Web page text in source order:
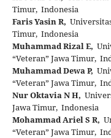
Timur, Indonesia
Faris Yasin R,
Timur, Indonesia
Muhammad Rizal E,
“Veteran” Jawa Timur,
Muhammad Dewa P,
“Veteran” Jawa Timur,
Nur Oktavia N H,
Jawa Timur, Indonesia
Mohammad Ariel S R,
“Veteran” Jawa Timur,